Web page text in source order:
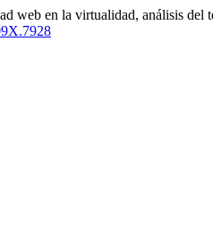
web en la virtualidad, análisis